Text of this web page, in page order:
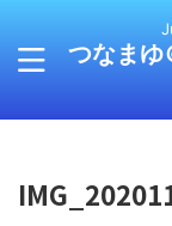
つなま